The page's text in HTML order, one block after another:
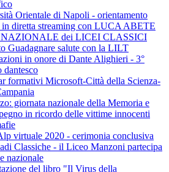
Orientale di Napoli - orientamento
diretta streaming con LUCA ABETE
dei LICEI CLASSICI
Guadagnare salute con la LILT
in onore di Dante Alighieri - 3°
dantesco
formativi Microsoft-Città della Scienza-
giornata nazionale della Memoria e
in ricordo delle vittime innocenti
virtuale 2020 - cerimonia conclusiva
Classiche - il Liceo Manzoni partecipa
nazionale
del libro "Il Virus della